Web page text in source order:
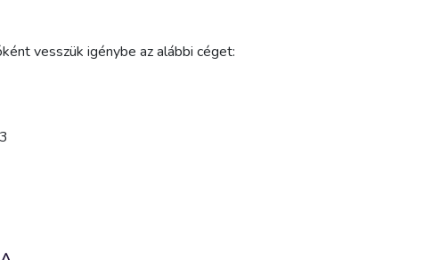
vesszük igénybe az alábbi céget: